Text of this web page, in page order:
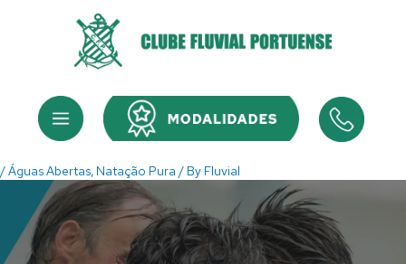
Menu Menu
/Águas Abertas, Natação Pura / By Fluvial